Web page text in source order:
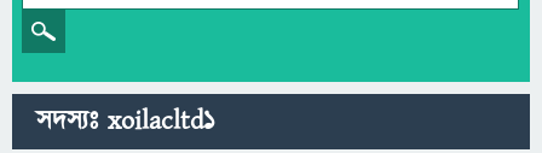
সদস্যঃ xoilacltd1